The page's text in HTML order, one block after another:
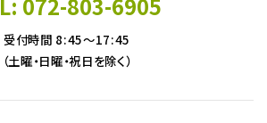
072-803-6905
受付時間 8:45～17:45
（土曜・日曜・祝日を除く）